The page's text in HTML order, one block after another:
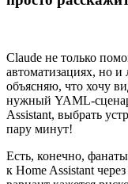
Claude не только
автоматизациях, но и
объясняю, что хочу
нужный YAML-
Assistant, выбрать
пару минут!
Есть, конечно,
к Home Assistant